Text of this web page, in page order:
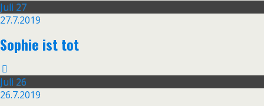
Juli 27
27.7.2019
Sophie ist tot
Juli 26
26.7.2019